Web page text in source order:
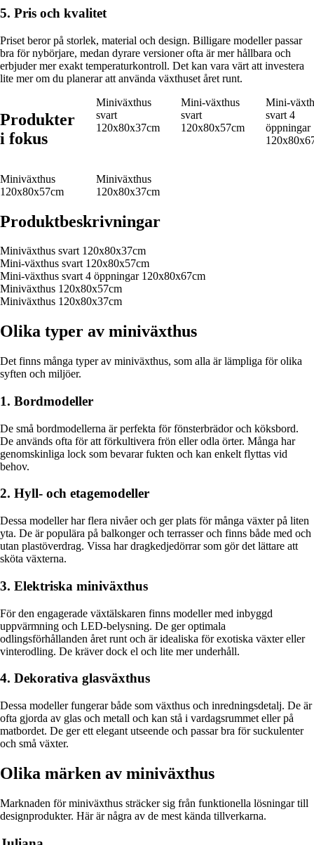
5. Pris och kvalitet
Priset beror på storlek, material och design. Billigare modeller passar
bra för nybörjare, medan dyrare versioner ofta är mer hållbara och
erbjuder mer exakt temperaturkontroll. Det kan vara värt att investera
lite mer om du planerar att använda växthuset året runt.
Produkter
i fokus
Miniväxthus
svart
120x80x37cm
Mini-växthus
svart
120x80x57cm
Mini-
svart 4
öppningar
Miniväxthus
120x80x57cm
Miniväxthus
120x80x37cm
Produktbeskrivningar
Miniväxthus svart 120x80x37cm
Mini-växthus svart 120x80x57cm
Mini-växthus svart 4 öppningar 120x80x67cm
Miniväxthus 120x80x57cm
Miniväxthus 120x80x37cm
Olika typer av miniväxthus
Det finns många typer av miniväxthus, som alla är lämpliga för olika
syften och miljöer.
1. Bordmodeller
De små bordmodellerna är perfekta för fönsterbrädor och köksbord.
De används ofta för att förkultivera frön eller odla örter. Många har
genomskinliga lock som bevarar fukten och kan enkelt flyttas vid
behov.
2. Hyll- och etagemodeller
Dessa modeller har flera nivåer och ger plats för många växter på liten
yta. De är populära på balkonger och terrasser och finns både med och
utan plastöverdrag. Vissa har dragkedjedörrar som gör det lättare att
sköta växterna.
3. Elektriska miniväxthus
För den engagerade växtälskaren finns modeller med inbyggd
uppvärmning och LED-belysning. De ger optimala
odlingsförhållanden året runt och är idealiska för exotiska växter eller
vinterodling. De kräver dock el och lite mer underhåll.
4. Dekorativa glasväxthus
Dessa modeller fungerar både som växthus och inredningsdetalj. De är
ofta gjorda av glas och metall och kan stå i vardagsrummet eller på
matbordet. De ger ett elegant utseende och passar bra för suckulenter
och små växter.
Olika märken av miniväxthus
Marknaden för miniväxthus sträcker sig från funktionella lösningar till
designprodukter. Här är några av de mest kända tillverkarna.